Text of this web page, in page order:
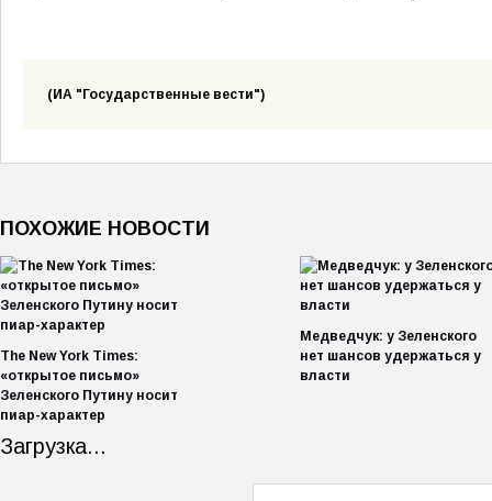
(ИА "Государственные вести")
ПОХОЖИЕ НОВОСТИ
The New York Times:
«открытое письмо»
Зеленского Путину носит
пиар-характер
Медведчук: у Зеленского
нет шансов удержаться у
власти
Загрузка...